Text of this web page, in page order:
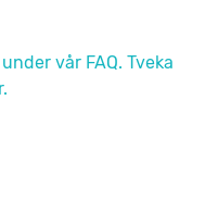
vår FAQ. Tveka